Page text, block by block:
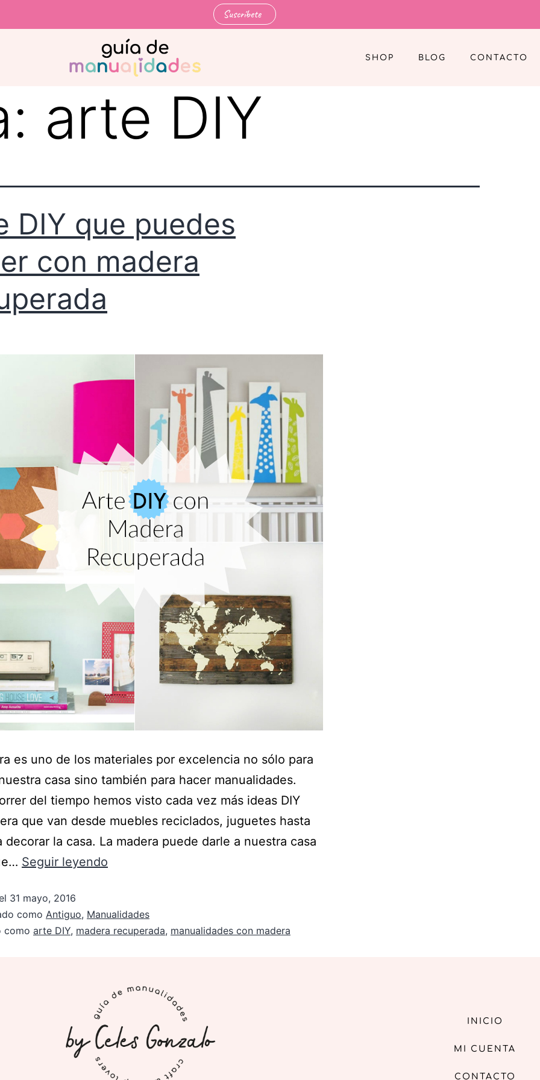
Suscríbete
SHOP BLOG CONTACTO
arte DIY
DIY que puedes
con madera
es uno de los materiales por excelencia no sólo para
casa sino también para hacer manualidades.
del tiempo hemos visto cada vez más ideas DIY
que van desde muebles reciclados, juguetes hasta
decorar la casa. La madera puede darle a nuestra casa
Seguir leyendo
31 mayo, 2016
como Antiguo, Manualidades
como arte DIY, madera recuperada, manualidades con madera
INICIO
MI CUENTA
CONTACTO